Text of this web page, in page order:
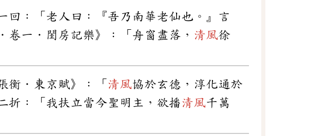
回：「老人曰：『吾乃南華老仙也。』言
卷一．閨房記樂》：「舟窗盡落， 清風徐
衡．東京賦》：「 清風協於玄德，淳化通於
折：「我扶立當今聖明主，欲播清風千萬